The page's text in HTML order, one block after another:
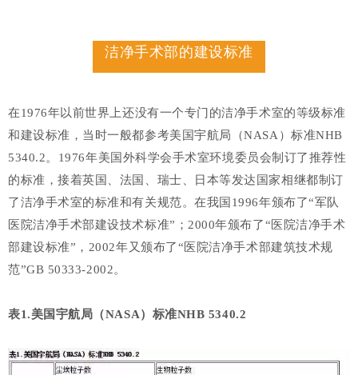
洁净手术部的建设标准
在1976年以前世界上还没有一个专门的洁净手术室的等级标准
和建设标准，当时一般都参考美国宇航局（NASA）标准NHB
5340.2。1976年美国外科学会手术室环境委员会制订了推荐性
的标准，接着英国、法国、瑞士、日本等发达国家相继都制订
了洁净手术室的标准和有关规范。在我国1996年颁布了“军队
医院洁净手术部建设技术标准”；2000年颁布了“医院洁净手术
部建设标准”，2002年又颁布了“医院洁净手术部建筑技术规
范”GB 50333-2002。
表1.美国宇航局（NASA）标准NHB 5340.2